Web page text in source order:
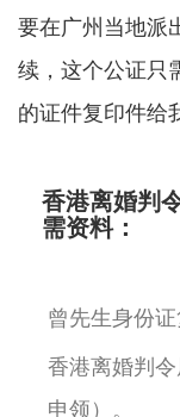
要在广州当地派
续，这个公证只
的证件复印件给
香港离婚判
需资料：
曾先生身份证
香港离婚判
申领）。